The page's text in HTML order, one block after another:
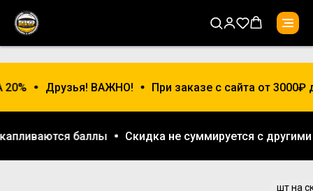
Друзья! ВАЖНО! При заказе с сайта от 3000₽
баллы Скидка не суммируется с